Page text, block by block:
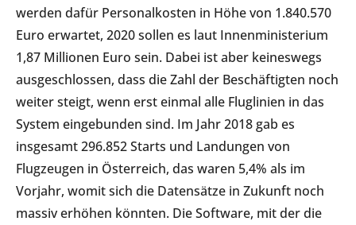
werden dafür Personalkosten in Höhe von 1.840.570
Euro erwartet, 2020 sollen es laut Innenministerium
1,87 Millionen Euro sein. Dabei ist aber keineswegs
ausgeschlossen, dass die Zahl der Beschäftigten noch
weiter steigt, wenn erst einmal alle Fluglinien in das
System eingebunden sind. Im Jahr 2018 gab es
insgesamt 296.852 Starts und Landungen von
Flugzeugen in Österreich, das waren 5,4% als im
Vorjahr, womit sich die Datensätze in Zukunft noch
massiv erhöhen könnten. Die Software, mit der die